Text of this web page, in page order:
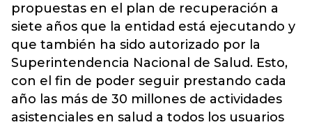
propuestas en el plan de recuperación a
siete años que la entidad está ejecutando y
que también ha sido autorizado por la
Superintendencia Nacional de Salud. Esto,
con el fin de poder seguir prestando cada
año las más de 30 millones de actividades
asistenciales en salud a todos los usuarios